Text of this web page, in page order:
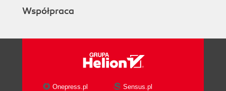
Współpraca
Onepress.pl
Sensus.pl